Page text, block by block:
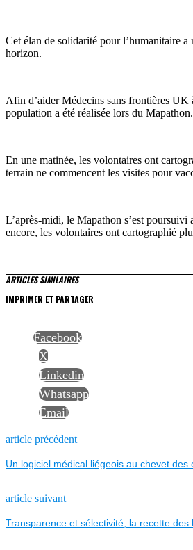
Cet élan de solidarité pour l’humanitaire a
horizon.
Afin d’aider Médecins sans frontières UK
population a été réalisée lors du Mapathon.
En une matinée, les volontaires ont
terrain ne commencent les visites pour
L’après-midi, le Mapathon s’est
encore, les volontaires ont cartographié
ARTICLES SIMILAIRES
IMPRIMER ET PARTAGER
Facebook
X
Linkedin
Whatsapp
Email
NAVIGATION
DE
L’ARTICLE
article précédentPrevious
Un logiciel médical liégeois au chevet des
article suivantNext
Transparence et sélectivité, la recette des